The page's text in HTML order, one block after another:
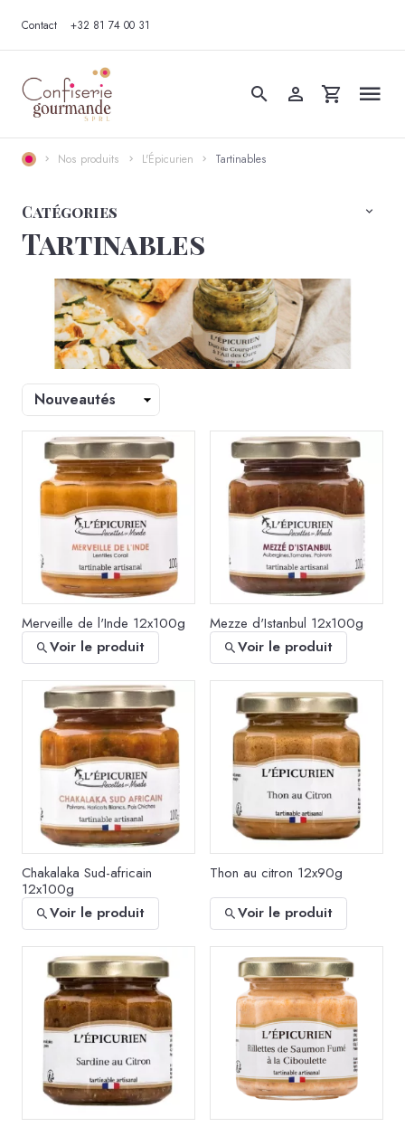
Contact +32 81 74 00 31
Nos produits L'Épicurien Tartinables
Catégories
Tartinables
Trier
Merveille de l'Inde 12x100g
Voir le produit
Mezze d'Istanbul 12x100g
Voir le produit
Chakalaka Sud-africain
12x100g
Voir le produit
Thon au citron 12x90g
Voir le produit